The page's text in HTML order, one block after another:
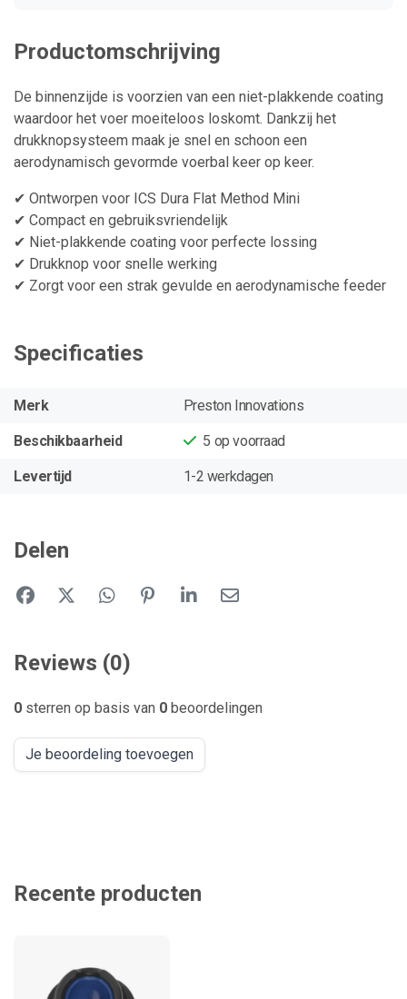
Productomschrijving
De binnenzijde is voorzien van een niet-plakkende coating
waardoor het voer moeiteloos loskomt. Dankzij het
drukknopsysteem maak je snel en schoon een
aerodynamisch gevormde voerbal keer op keer.
✔ Ontworpen voor ICS Dura Flat Method Mini
✔ Compact en gebruiksvriendelijk
✔ Niet-plakkende coating voor perfecte lossing
✔ Drukknop voor snelle werking
✔ Zorgt voor een strak gevulde en aerodynamische feeder
Specificaties
Merk Preston Innovations
Beschikbaarheid 5 op voorraad
Levertijd 1-2 werkdagen
Delen
Reviews (0)
0 sterren op basis van 0 beoordelingen
Je beoordeling toevoegen
Recente producten